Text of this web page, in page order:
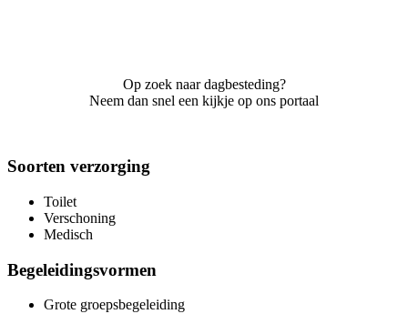
Op zoek naar dagbesteding?
Neem dan snel een kijkje op ons portaal
Soorten verzorging
Toilet
Verschoning
Medisch
Begeleidingsvormen
Grote groepsbegeleiding